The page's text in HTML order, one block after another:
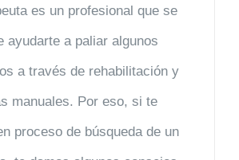
es un profesional que se
ayudarte a paliar algunos
a través de rehabilitación y
manuales. Por eso, si te
proceso de búsqueda de un